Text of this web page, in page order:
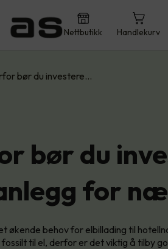
Nettbutikk Handlekurv
bør du investere…
bør du
for
økende behov for elbillading til
til el, derfor er det viktig å tilby